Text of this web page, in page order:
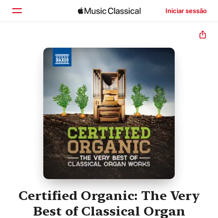
Iniciar sessão
Início
Explorar
Certified Organic: The Very
Best of Classical Organ